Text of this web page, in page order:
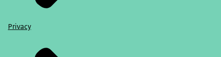
Privacy